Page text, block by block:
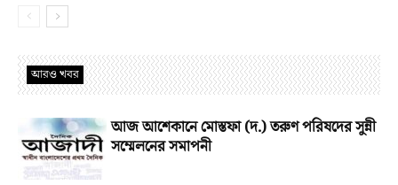
আরও খবর
আজ আশেকানে মোস্তফা (দ.) তরুণ পরিষদের সুন্নী
সম্মেলনের সমাপনী